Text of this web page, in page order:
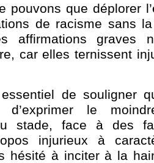
pouvons que déplorer
de racisme sans
affirmations graves
car elles ternissent
de souligner
d’exprimer le
stade, face à des
injurieux à
hésité à inciter à la